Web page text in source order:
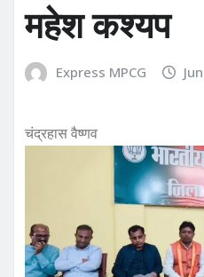
महेश कश्यप
Express MPCG
चंद्रहास वैष्णव